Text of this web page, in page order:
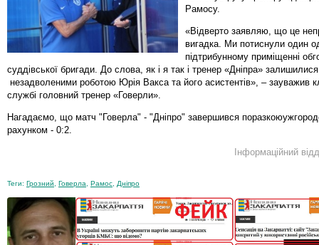
Рамосу.
«Відверто заявляю, що це
вигадка. Ми потиснули один
підтрибунному приміщенні
суддівської бригади. До слова, як і я так і тренер «Дніпра» залишилися
незадволеними роботою Юрія Вакса та його асистентів», – зауважив
службі головний тренер «Говерли».
Нагадаємо, що матч "Говерла" - "Дніпро" завершився
рахунком - 0:2.
Інформаційний
Теги: Грозний Говерла Рамос Дніпро